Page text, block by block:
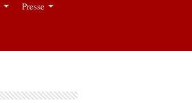
Presse